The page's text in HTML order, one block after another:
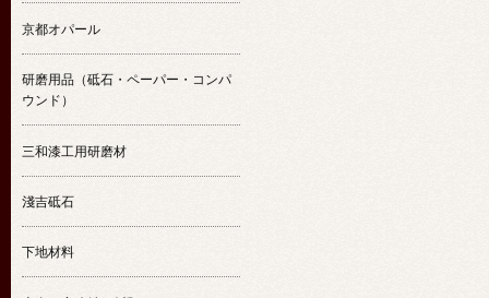
京都オパール
研磨用品（砥石・ペーパー・コンパ
ウンド）
三和漆工用研磨材
淺吉砥石
下地材料